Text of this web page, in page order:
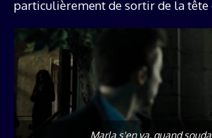
particulièrement de sortir de la tête
Marla s'en va, quand